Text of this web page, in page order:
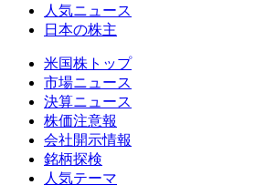
人気ニュース
日本の株主
米国株トップ
市場ニュース
決算ニュース
株価注意報
会社開示情報
銘柄探検
人気テーマ